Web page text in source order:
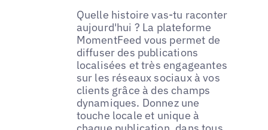
Quelle histoire vas-tu raconter
aujourd'hui ? La plateforme
MomentFeed vous permet de
diffuser des publications
localisées et très engageantes
sur les réseaux sociaux à vos
clients grâce à des champs
dynamiques. Donnez une
touche locale et unique à